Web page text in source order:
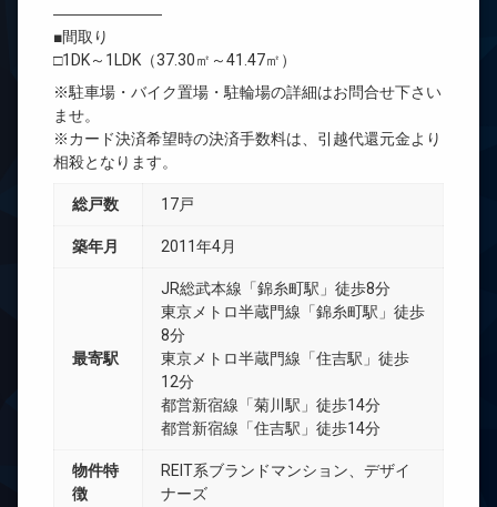
―――――――
■間取り
□1DK～1LDK（37.30㎡～41.47㎡）
※駐車場・バイク置場・駐輪場の詳細はお問合せ下さい
ませ。
※カード決済希望時の決済手数料は、引越代還元金より
相殺となります。
総戸数 17戸
築年月 2011年4月
最寄駅
JR総武本線「錦糸町駅」徒歩8分
東京メトロ半蔵門線「錦糸町駅」徒歩
8分
東京メトロ半蔵門線「住吉駅」徒歩
12分
都営新宿線「菊川駅」徒歩14分
都営新宿線「住吉駅」徒歩14分
物件特
徴
REIT系ブランドマンション、デザイ
ナーズ